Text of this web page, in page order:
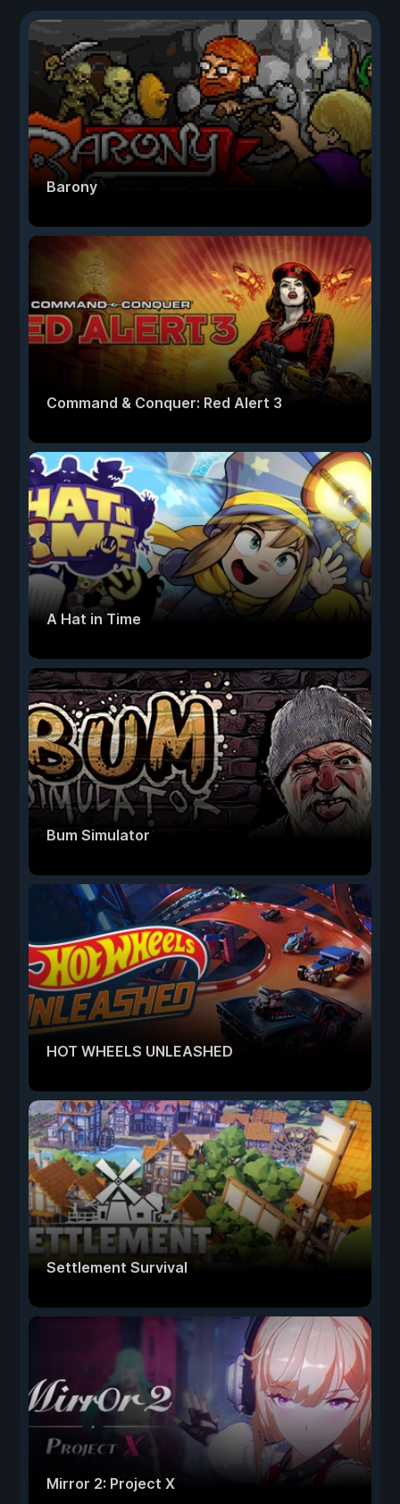
Barony
Command & Conquer: Red Alert 3
A Hat in Time
Bum Simulator
HOT WHEELS UNLEASHED
Settlement Survival
Mirror 2: Project X